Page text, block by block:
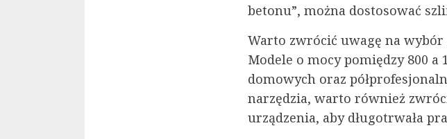
betonu”, można dostosować
Warto zwrócić uwagę na
Modele o mocy pomiędzy 800 a
domowych oraz
narzędzia, warto również
urządzenia, aby długotrwała